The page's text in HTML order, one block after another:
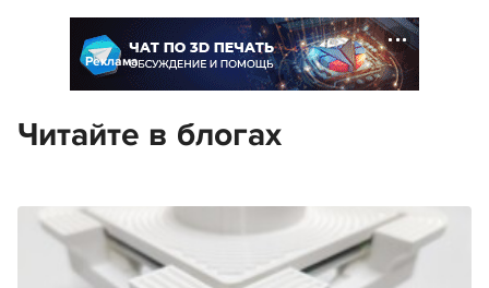
Реклама
Читайте в блогах